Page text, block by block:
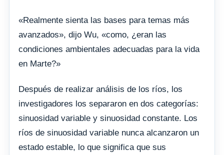
«Realmente sienta las bases para temas más
avanzados», dijo Wu, «como, ¿eran las
condiciones ambientales adecuadas para la vida
en Marte?»
Después de realizar análisis de los ríos, los
investigadores los separaron en dos categorías:
sinuosidad variable y sinuosidad constante. Los
ríos de sinuosidad variable nunca alcanzaron un
estado estable, lo que significa que sus